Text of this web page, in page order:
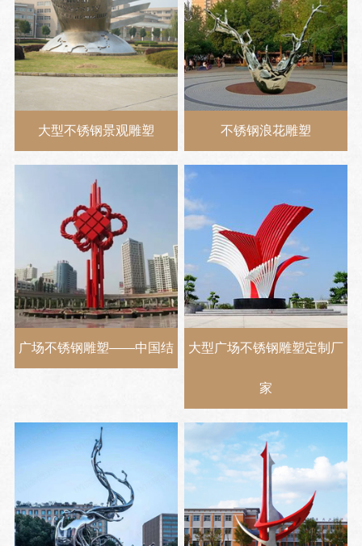
大型不锈钢景观雕塑 不锈钢浪花雕塑
广场不锈钢雕塑——中国结 大型广场不锈钢雕塑定制厂
家